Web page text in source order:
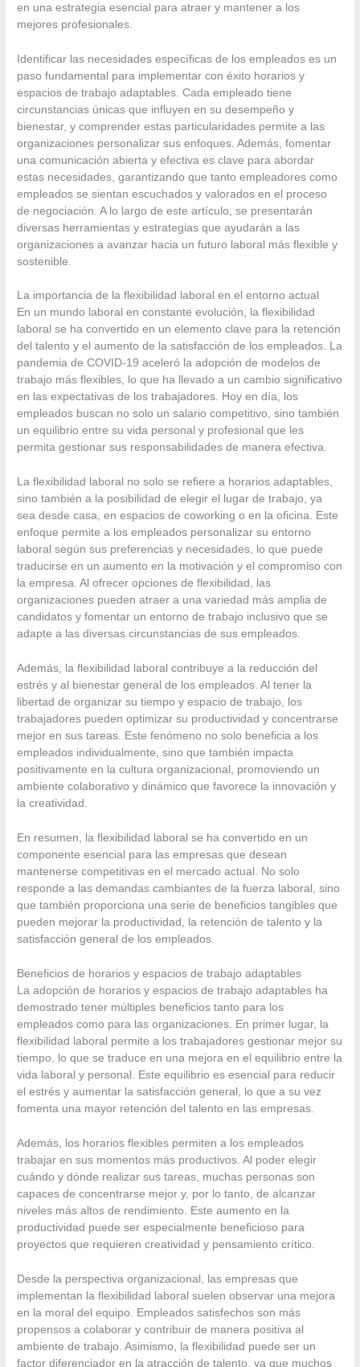
en una estrategia esencial para atraer y mantener a los
mejores profesionales.
Identificar las necesidades específicas de los empleados es un
paso fundamental para implementar con éxito horarios y
espacios de trabajo adaptables. Cada empleado tiene
circunstancias únicas que influyen en su desempeño y
bienestar, y comprender estas particularidades permite a las
organizaciones personalizar sus enfoques. Además, fomentar
una comunicación abierta y efectiva es clave para abordar
estas necesidades, garantizando que tanto empleadores como
empleados se sientan escuchados y valorados en el proceso
de negociación. A lo largo de este artículo, se presentarán
diversas herramientas y estrategias que ayudarán a las
organizaciones a avanzar hacia un futuro laboral más flexible y
sostenible.
La importancia de la flexibilidad laboral en el entorno actual
En un mundo laboral en constante evolución, la flexibilidad
laboral se ha convertido en un elemento clave para la retención
del talento y el aumento de la satisfacción de los empleados. La
pandemia de COVID-19 aceleró la adopción de modelos de
trabajo más flexibles, lo que ha llevado a un cambio significativo
en las expectativas de los trabajadores. Hoy en día, los
empleados buscan no solo un salario competitivo, sino también
un equilibrio entre su vida personal y profesional que les
permita gestionar sus responsabilidades de manera efectiva.
La flexibilidad laboral no solo se refiere a horarios adaptables,
sino también a la posibilidad de elegir el lugar de trabajo, ya
sea desde casa, en espacios de coworking o en la oficina. Este
enfoque permite a los empleados personalizar su entorno
laboral según sus preferencias y necesidades, lo que puede
traducirse en un aumento en la motivación y el compromiso con
la empresa. Al ofrecer opciones de flexibilidad, las
organizaciones pueden atraer a una variedad más amplia de
candidatos y fomentar un entorno de trabajo inclusivo que se
adapte a las diversas circunstancias de sus empleados.
Además, la flexibilidad laboral contribuye a la reducción del
estrés y al bienestar general de los empleados. Al tener la
libertad de organizar su tiempo y espacio de trabajo, los
trabajadores pueden optimizar su productividad y concentrarse
mejor en sus tareas. Este fenómeno no solo beneficia a los
empleados individualmente, sino que también impacta
positivamente en la cultura organizacional, promoviendo un
ambiente colaborativo y dinámico que favorece la innovación y
la creatividad.
En resumen, la flexibilidad laboral se ha convertido en un
componente esencial para las empresas que desean
mantenerse competitivas en el mercado actual. No solo
responde a las demandas cambiantes de la fuerza laboral, sino
que también proporciona una serie de beneficios tangibles que
pueden mejorar la productividad, la retención de talento y la
satisfacción general de los empleados.
Beneficios de horarios y espacios de trabajo adaptables
La adopción de horarios y espacios de trabajo adaptables ha
demostrado tener múltiples beneficios tanto para los
empleados como para las organizaciones. En primer lugar, la
flexibilidad laboral permite a los trabajadores gestionar mejor su
tiempo, lo que se traduce en una mejora en el equilibrio entre la
vida laboral y personal. Este equilibrio es esencial para reducir
el estrés y aumentar la satisfacción general, lo que a su vez
fomenta una mayor retención del talento en las empresas.
Además, los horarios flexibles permiten a los empleados
trabajar en sus momentos más productivos. Al poder elegir
cuándo y dónde realizar sus tareas, muchas personas son
capaces de concentrarse mejor y, por lo tanto, de alcanzar
niveles más altos de rendimiento. Este aumento en la
productividad puede ser especialmente beneficioso para
proyectos que requieren creatividad y pensamiento crítico.
Desde la perspectiva organizacional, las empresas que
implementan la flexibilidad laboral suelen observar una mejora
en la moral del equipo. Empleados satisfechos son más
propensos a colaborar y contribuir de manera positiva al
ambiente de trabajo. Asimismo, la flexibilidad puede ser un
factor diferenciador en la atracción de talento, ya que muchos